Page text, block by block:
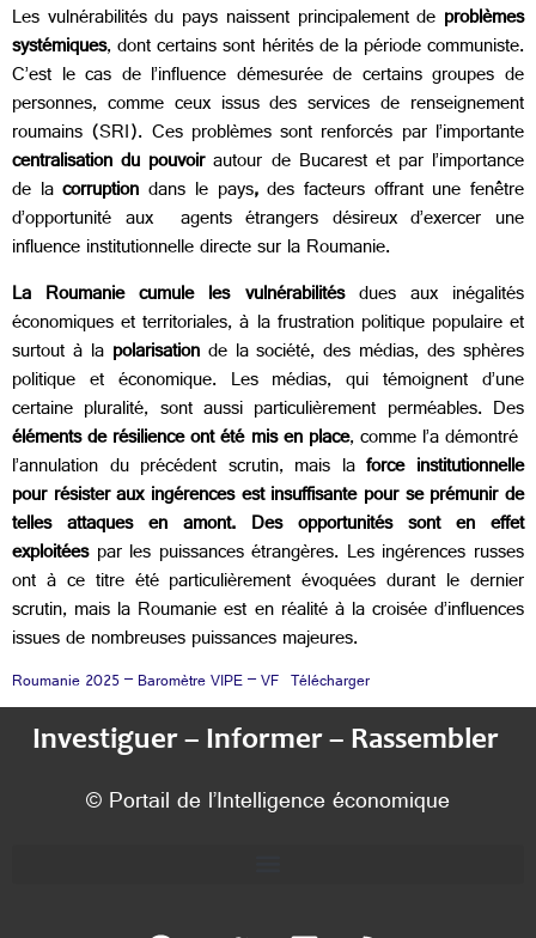
Les vulnérabilités du pays naissent principalement de problèmes
systémiques, dont certains sont hérités de la période communiste.
C’est le cas de l’influence démesurée de certains groupes de
personnes, comme ceux issus des services de renseignement
roumains (SRI). Ces problèmes sont renforcés par l’importante
centralisation du pouvoirautour de Bucarest et par l’importance
de lacorruption dans le pays,des facteurs offrant une fenêtre
d’opportunité aux agents étrangers désireux d’exercer une
influence institutionnelle directe sur la Roumanie.
La Roumanie cumule les vulnérabilitésdues aux inégalités
économiques et territoriales, à la frustration politique populaire et
surtout à la polarisation de la société, des médias, des sphères
politique et économique. Les médias, qui témoignent d’une
certaine pluralité, sont aussi particulièrement perméables. Des
éléments de résilience ont été mis en place, comme l’a démontré
l’annulation du précédent scrutin, mais laforce institutionnelle
pour résister aux ingérences est insuffisante pour se prémunir de
telles attaques en amont. Des opportunités sont en effet
exploitéespar les puissances étrangères. Les ingérences russes
ont à ce titre été particulièrement évoquées durant le dernier
scrutin, mais la Roumanie est en réalité à la croisée d’influences
issues de nombreuses puissances majeures.
Roumanie 2025 – Baromètre VIPE – VF Télécharger
Investiguer – Informer – Rassembler
© Portail de l’Intelligence économique